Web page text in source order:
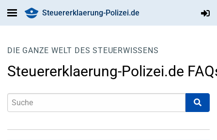
Steuererklaerung-Polizei.de
DIE GANZE WELT DES STEUERWISSENS
Steuererklaerung-Polizei.de